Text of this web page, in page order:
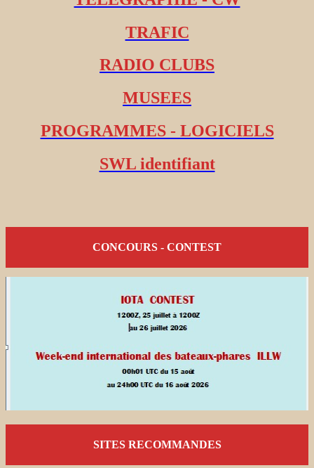
TRAFIC
RADIO CLUBS
MUSEES
PROGRAMMES - LOGICIELS
SWL identifiant
CONCOURS - CONTEST
SITES RECOMMANDES